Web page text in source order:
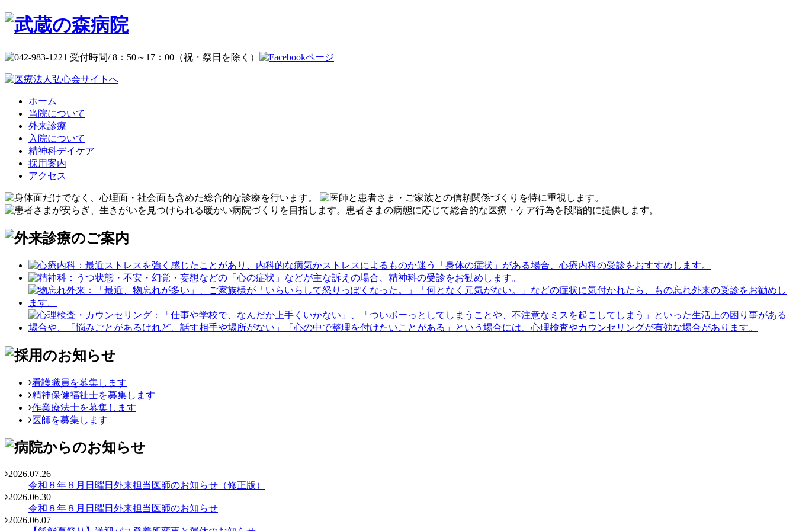
ホーム
当院について
外来診療
入院について
精神科デイケア
採用案内
アクセス
看護職員を募集します
精神保健福祉士を募集します
作業療法士を募集します
医師を募集します
2026.07.26
令和８年８月日曜日外来担当医師のお知らせ（修正版）
2026.06.30
令和８年８月日曜日外来担当医師のお知らせ
2026.06.07